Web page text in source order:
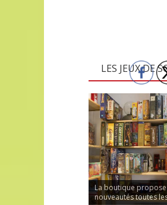
LES JEUX DE
La boutique
nouveautés toutes